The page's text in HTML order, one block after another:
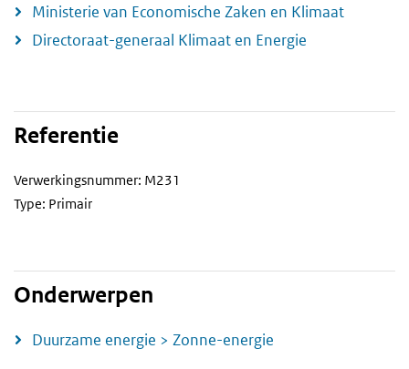
Ministerie van Economische Zaken en Klimaat
Directoraat-generaal Klimaat en Energie
Referentie
Verwerkingsnummer: M231
Type: Primair
Onderwerpen
Duurzame energie > Zonne-energie